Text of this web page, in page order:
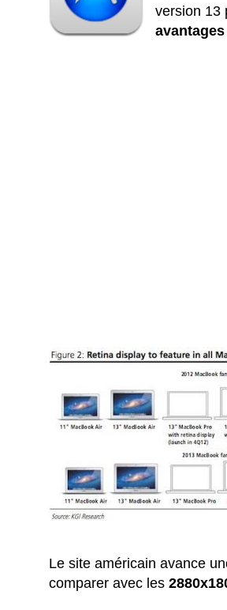
version 13
avantages
Le site américain avance
comparer avec les